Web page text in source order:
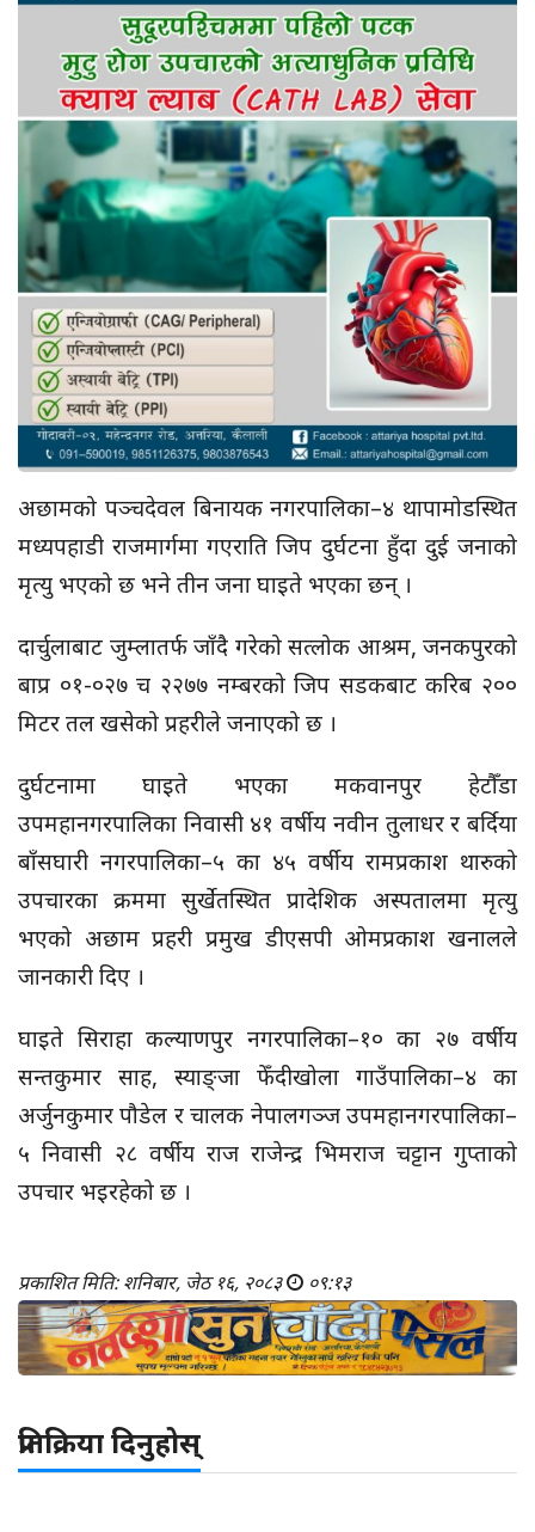
अछामको पञ्चदेवल बिनायक नगरपालिका–४ थापामोडस्थित
मध्यपहाडी राजमार्गमा गएराति जिप दुर्घटना हुँदा दुई जनाको
मृत्यु भएको छ भने तीन जना घाइते भएका छन् ।
दार्चुलाबाट जुम्लातर्फ जाँदै गरेको सत्लोक आश्रम, जनकपुरको
बाप्र ०१-०२७ च २२७७ नम्बरको जिप सडकबाट करिब २००
मिटर तल खसेको प्रहरीले जनाएको छ ।
दुर्घटनामा घाइते भएका मकवानपुर हेटौँडा
उपमहानगरपालिका निवासी ४१ वर्षीय नवीन तुलाधर र बर्दिया
बाँसघारी नगरपालिका–५ का ४५ वर्षीय रामप्रकाश थारुको
उपचारका क्रममा सुर्खेतस्थित प्रादेशिक अस्पतालमा मृत्यु
भएको अछाम प्रहरी प्रमुख डीएसपी ओमप्रकाश खनालले
जानकारी दिए ।
घाइते सिराहा कल्याणपुर नगरपालिका–१० का २७ वर्षीय
सन्तकुमार साह, स्याङ्जा फेँदीखोला गाउँपालिका–४ का
अर्जुनकुमार पौडेल र चालक नेपालगञ्ज उपमहानगरपालिका–
५ निवासी २८ वर्षीय राज राजेन्द्र भिमराज चट्टान गुप्ताको
उपचार भइरहेको छ ।
प्रकाशित मिति: शनिबार, जेठ १६, २०८३ ०९:१३
प्रतिक्रिया दिनुहोस्